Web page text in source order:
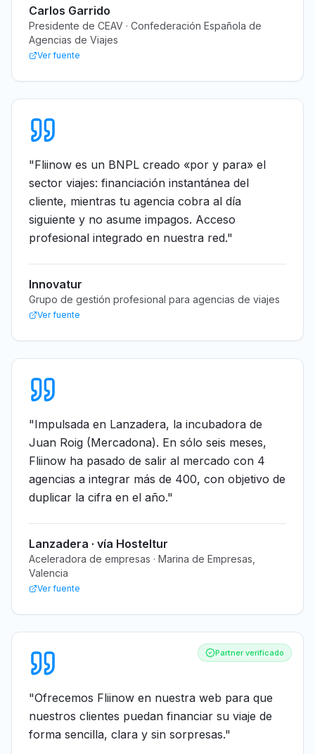
Carlos Garrido
Presidente de CEAV · Confederación Española de
Agencias de Viajes
Ver fuente
"Fliinow es un BNPL creado «por y para» el
sector viajes: financiación instantánea del
cliente, mientras tu agencia cobra al día
siguiente y no asume impagos. Acceso
profesional integrado en nuestra red."
Innovatur
Grupo de gestión profesional para agencias de viajes
Ver fuente
"Impulsada en Lanzadera, la incubadora de
Juan Roig (Mercadona). En sólo seis meses,
Fliinow ha pasado de salir al mercado con 4
agencias a integrar más de 400, con objetivo de
duplicar la cifra en el año."
Lanzadera · vía Hosteltur
Aceleradora de empresas · Marina de Empresas,
Valencia
Ver fuente
Partner verificado
"Ofrecemos Fliinow en nuestra web para que
nuestros clientes puedan financiar su viaje de
forma sencilla, clara y sin sorpresas."